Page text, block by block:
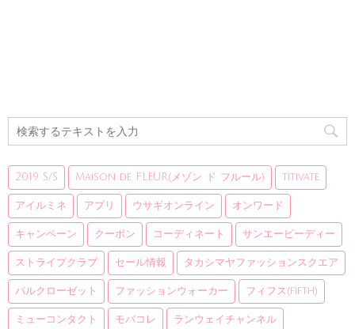
2019 S/S Maison de FLEUR(メゾン ド フルール) titivate
アイルミネ アプリ ウサギオンライン オンワード
キャンペーン クーポン コーディネート サンエービーディー
ストライプクラブ セール情報 タカシマヤファッションスクエア
パルクローゼット ファッションウォーカー フィフス(fifth)
ミューコンタクト モバコレ ランウェイチャンネル